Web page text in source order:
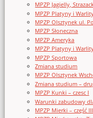
MPZP Jagielly,
MPZP Platyny i
MPZP Olsztynek ul.
MPZP Słoneczna
MPZP Ameryka
MPZP Platyny i
MPZP Sportowa
Zmiana studium
MPZP Olsztynek
Zmiana studium –
MPZP Kunki – czesc I
Warunki zabudowy
MPZP Mierki – część III